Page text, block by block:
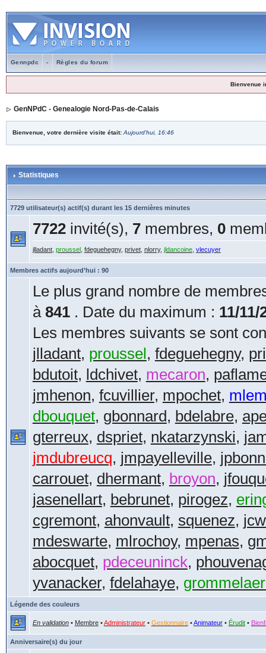
Gennpdc - Règles du forum
Bienvenue
GenNPdC - Genealogie Nord-Pas-de-Calais
Bienvenue, votre dernière visite était: Aujourd'hui, 16:46
Statistiques
7729 utilisateur(s) actif(s) durant les 15 dernières minutes
7722invité(s), 7membres, 0
jlladant, proussel, fdeguehegny, privet, nlorry, jldancoine, vlecuyer
Membres actifs aujourd’hui : 90
Le plus grand nombre de
à 841. Date du maximum : 11/11/
Les membres suivants se sont
jlladant, proussel, fdeguehegny,
bdutoit, ldchivet, mecaron,
jmhenon, fcuvillier, mpochet,
dbouquet, gbonnard, bdelabre,
gterreux, dspriet, nkatarzynski,
jmdubreucq, jmpayelleville,
carrouet, dhermant, broyon,
jasenellart, bebrunet, pirogez,
cgremont, ahonvault, squenez,
mdeswarte, mlrochoy, mpenas,
abocquet, pdeceuninck,
yvanacker, fdelahaye,
Légende des couleurs
En validation• Membre•Administrateur• Gestionnaire•Animateur• Érudit•
Anniversaire(s) du jour